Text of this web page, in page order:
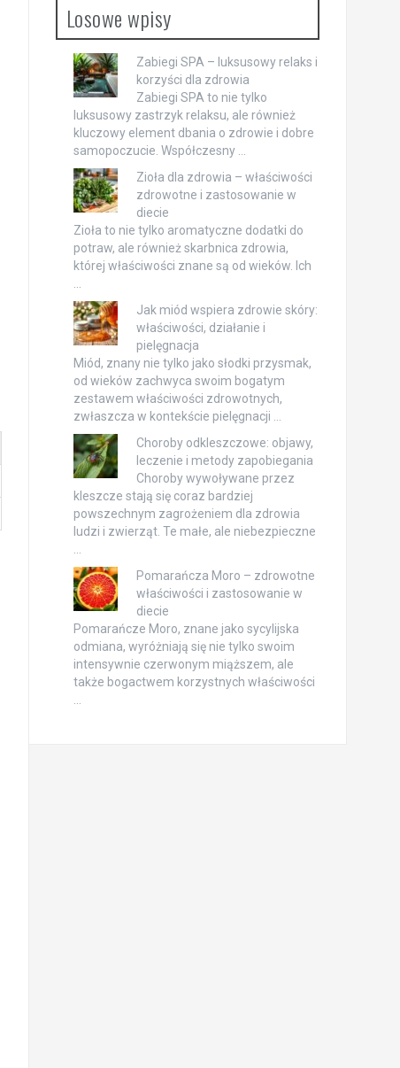
Losowe wpisy
Zabiegi SPA – luksusowy relaks i
korzyści dla zdrowia
Zabiegi SPA to nie tylko
luksusowy zastrzyk relaksu, ale również
kluczowy element dbania o zdrowie i dobre
samopoczucie. Współczesny …
Zioła dla zdrowia – właściwości
zdrowotne i zastosowanie w
diecie
Zioła to nie tylko aromatyczne dodatki do
potraw, ale również skarbnica zdrowia,
której właściwości znane są od wieków. Ich
Jak miód wspiera zdrowie skóry:
właściwości, działanie i
pielęgnacja
Miód, znany nie tylko jako słodki przysmak,
od wieków zachwyca swoim bogatym
zestawem właściwości zdrowotnych,
zwłaszcza w kontekście pielęgnacji …
Choroby odkleszczowe: objawy,
leczenie i metody zapobiegania
Choroby wywoływane przez
kleszcze stają się coraz bardziej
powszechnym zagrożeniem dla zdrowia
ludzi i zwierząt. Te małe, ale niebezpieczne
Pomarańcza Moro – zdrowotne
właściwości i zastosowanie w
diecie
Pomarańcze Moro, znane jako sycylijska
odmiana, wyróżniają się nie tylko swoim
intensywnie czerwonym miąższem, ale
także bogactwem korzystnych właściwości